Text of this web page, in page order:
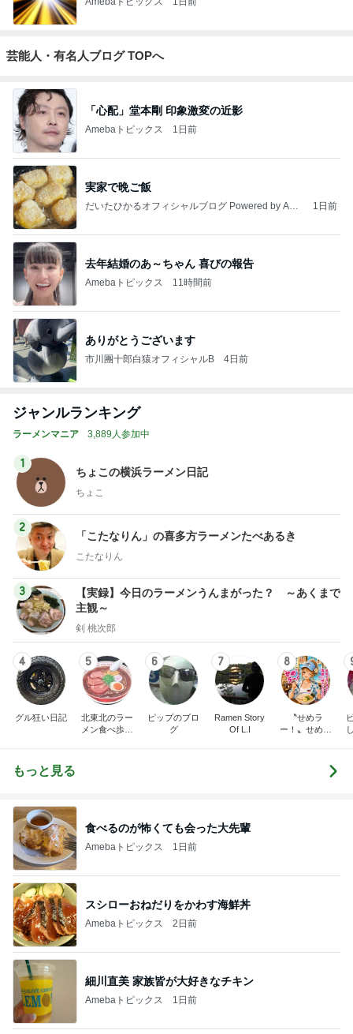
芸能人・有名人ブログ TOPへ
「心配」堂本剛 印象激変の近影
Amebaトピックス 1日前
実家で晩ご飯
だいたひかるオフィシャルブログ Powered by Ame
1日前
去年結婚のあ～ちゃん 喜びの報告
Amebaトピックス 11時間前
ありがとうございます
市川團十郎白猿オフィシャルB 4日前
ジャンルランキング
ラーメンマニア 3,889人参加中
1
ちょこの横浜ラーメン日記
ちょこ
2
「こたなりん」の喜多方ラーメンたべあるき
こたなりん
3
【実録】今日のラーメンうんまがった？ ～あくまで
主観～
剣 桃次郎
4
グル狂い日記
5
北東北のラー
メン食べ歩き
6
ピップのブロ
グ
7
Ramen Story
Of L.I
8
〝せめラ
ー！〟せめて
もっと見る
食べるのが怖くても会った大先輩
Amebaトピックス 1日前
スシローおねだりをかわす海鮮丼
Amebaトピックス 2日前
細川直美 家族皆が大好きなチキン
Amebaトピックス 1日前